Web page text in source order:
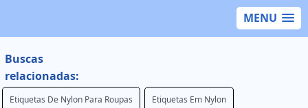
MENU
Buscas
relacionadas:
Etiquetas De Nylon Para Roupas Etiquetas Em Nylon